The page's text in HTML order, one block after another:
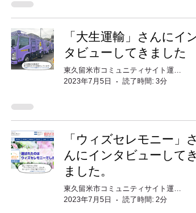
「大生運輸」さんにイン
タビューしてきました
東久留米市コミュニティサイト運営委員会
2023年7月5日
読了時間: 3分
「ウィズセレモニー」さ
んにインタビューしてき
ました。
東久留米市コミュニティサイト運営委員会
2023年7月5日
読了時間: 2分